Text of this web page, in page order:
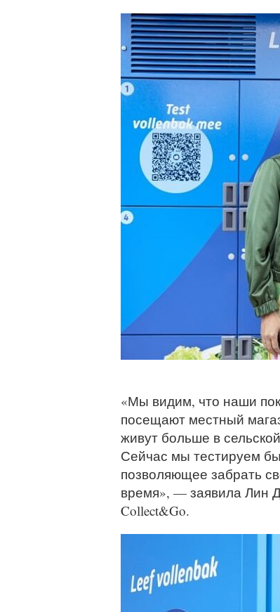
«Мы видим, что наши
посещают местный
живут больше в
Сейчас мы тестируем
позволяющее забрать
время», — заявила Лин
Collect&Go.